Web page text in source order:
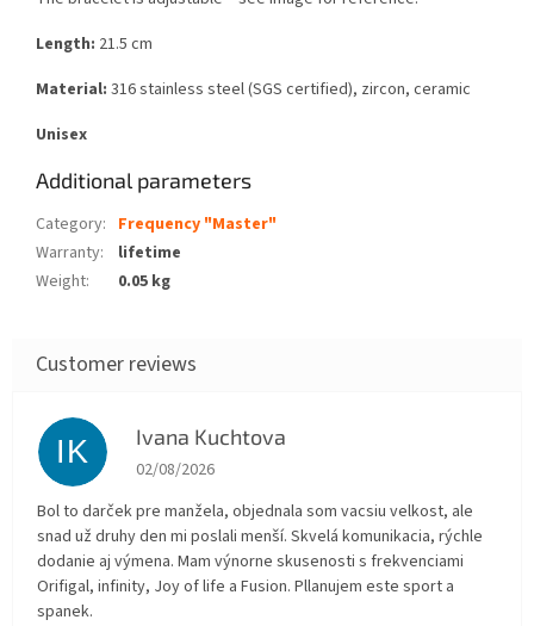
Length: 21.5 cm
Material: 316 stainless steel (SGS certified), zircon, ceramic
Unisex
Additional parameters
Category: Frequency "Master"
Warranty:
lifetime
Weight: 0.05 kg
IK Ivana Kuchtova
The store rating is 5 out of 5 stars.
02/08/2026
Bol to darček pre manžela, objednala som vacsiu velkost, ale
snad už druhy den mi poslali menší. Skvelá komunikacia, rýchle
dodanie aj výmena. Mam výnorne skusenosti s frekvenciami
Orifigal, infinity, Joy of life a Fusion. Pllanujem este sport a
spanek.